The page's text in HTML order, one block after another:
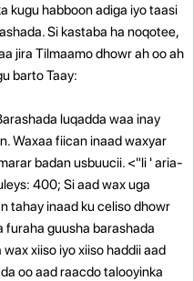
kugu habboon adiga iyo taasi
Si kastaba ha noqotee,
jira Tilmaamo dhowr ah oo ah
barto Taay:
luqadda waa inay
Waxaa fiican inaad waxyar
badan usbuucii. <"li ' aria-
400; Si aad wax uga
tahay inaad ku celiso dhowr
furaha guusha barashada
xiiso iyo xiiso haddii aad
oo aad raacdo talooyinka